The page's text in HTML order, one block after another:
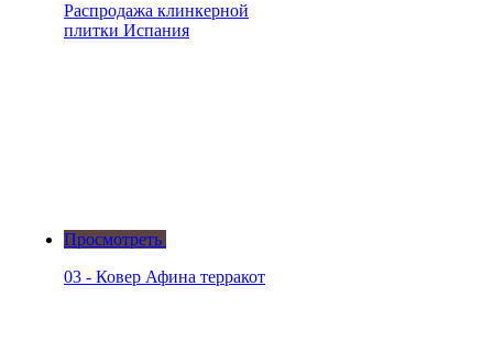
Распродажа клинкерной
плитки Испания
Просмотреть
03 - Ковер Афина терракот